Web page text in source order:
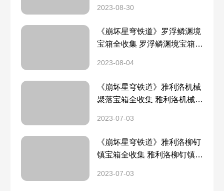
2023-08-30
《崩坏星穹铁道》罗浮鳞渊境
宝箱全收集 罗浮鳞渊境宝箱分
2023-08-04
《崩坏星穹铁道》雅利洛机械
聚落宝箱全收集 雅利洛机械聚
2023-07-03
《崩坏星穹铁道》雅利洛柳钉
镇宝箱全收集 雅利洛柳钉镇宝
2023-07-03